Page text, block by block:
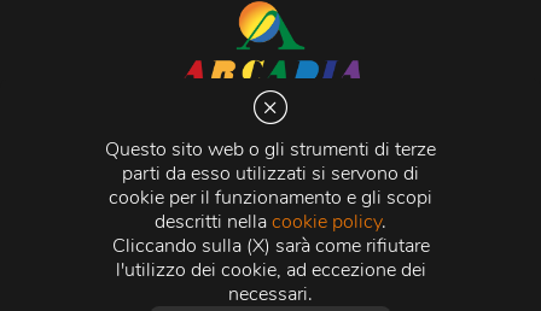
Questo sito web o gli strumenti di terze
parti da esso utilizzati si servono di
cookie per il funzionamento e gli scopi
descritti nellacookie policy.
Cliccando sulla (X) sarà come rifiutare
l'utilizzo dei cookie, ad eccezione dei
necessari.
Via Martiri della Libertà 20066 Melzo (MI)
C.C.I.A.A. - R.E.A di Milano n. 1427910
Registro delle Imprese di Milano n. 338392 -
Fiscale e Partita Iva11015840157 | Capitale Sociale
500.000,00 i.v.
Credits:Crea Informatica S.r.l. 2026 © Tutti i diritti
riservati.